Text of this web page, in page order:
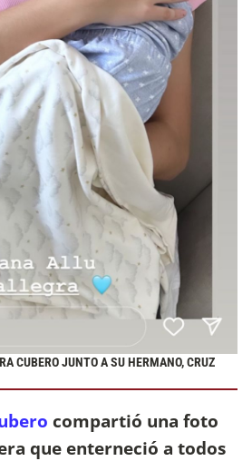
CUBERO JUNTO A SU HERMANO, CRUZ
compartió una foto
que enterneció a todos